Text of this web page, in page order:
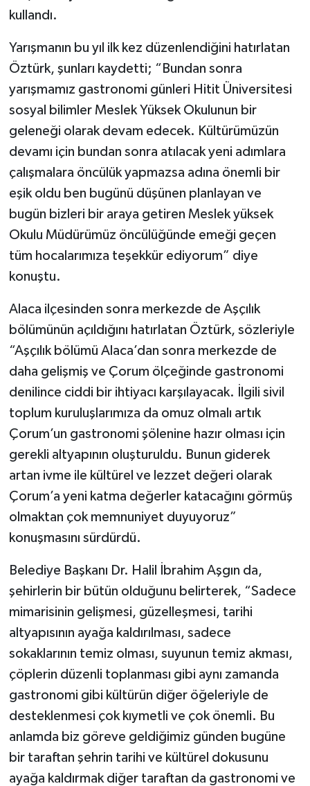
kullandı.
Yarışmanın bu yıl ilk kez düzenlendiğini hatırlatan
Öztürk, şunları kaydetti; “Bundan sonra
yarışmamız gastronomi günleri Hitit Üniversitesi
sosyal bilimler Meslek Yüksek Okulunun bir
geleneği olarak devam edecek. Kültürümüzün
devamı için bundan sonra atılacak yeni adımlara
çalışmalara öncülük yapmazsa adına önemli bir
eşik oldu ben bugünü düşünen planlayan ve
bugün bizleri bir araya getiren Meslek yüksek
Okulu Müdürümüz öncülüğünde emeği geçen
tüm hocalarımıza teşekkür ediyorum” diye
konuştu.
Alaca ilçesinden sonra merkezde de Aşçılık
bölümünün açıldığını hatırlatan Öztürk, sözleriyle
“Aşçılık bölümü Alaca’dan sonra merkezde de
daha gelişmiş ve Çorum ölçeğinde gastronomi
denilince ciddi bir ihtiyacı karşılayacak. İlgili sivil
toplum kuruluşlarımıza da omuz olmalı artık
Çorum’un gastronomi şölenine hazır olması için
gerekli altyapının oluşturuldu. Bunun giderek
artan ivme ile kültürel ve lezzet değeri olarak
Çorum’a yeni katma değerler katacağını görmüş
olmaktan çok memnuniyet duyuyoruz”
konuşmasını sürdürdü.
Belediye Başkanı Dr. Halil İbrahim Aşgın da,
şehirlerin bir bütün olduğunu belirterek, “Sadece
mimarisinin gelişmesi, güzelleşmesi, tarihi
altyapısının ayağa kaldırılması, sadece
sokaklarının temiz olması, suyunun temiz akması,
çöplerin düzenli toplanması gibi aynı zamanda
gastronomi gibi kültürün diğer öğeleriyle de
desteklenmesi çok kıymetli ve çok önemli. Bu
anlamda biz göreve geldiğimiz günden bugüne
bir taraftan şehrin tarihi ve kültürel dokusunu
ayağa kaldırmak diğer taraftan da gastronomi ve